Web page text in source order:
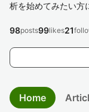
析を始めてみたい方
98posts99likes21
Home